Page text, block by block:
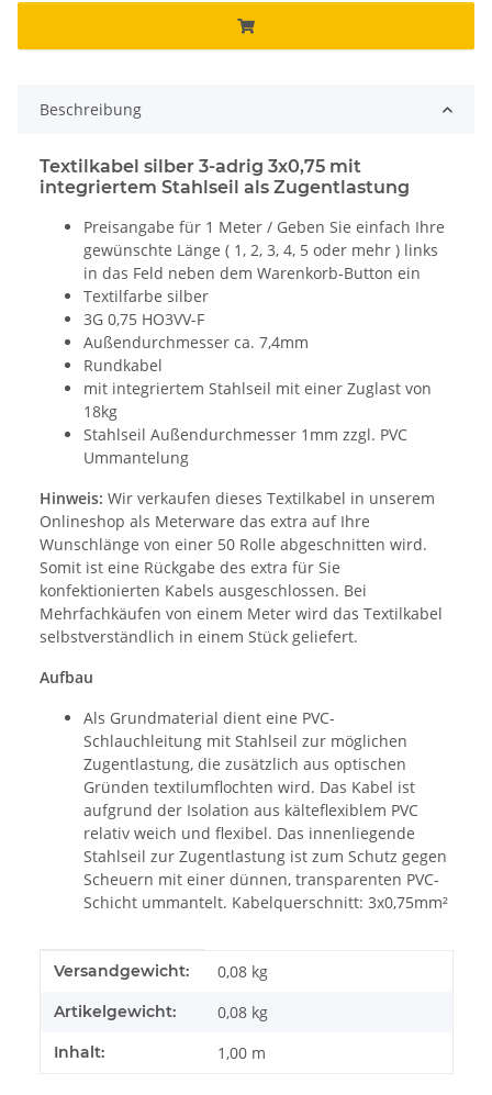
Beschreibung
Textilkabel silber 3-adrig 3x0,75 mit
integriertem Stahlseil als Zugentlastung
Preisangabe für 1 Meter / Geben Sie einfach Ihre
gewünschte Länge ( 1, 2, 3, 4, 5 oder mehr ) links
in das Feld neben dem Warenkorb-Button ein
Textilfarbe silber
3G 0,75 HO3VV-F
Außendurchmesser ca. 7,4mm
Rundkabel
mit integriertem Stahlseil mit einer Zuglast von
18kg
Stahlseil Außendurchmesser 1mm zzgl. PVC
Ummantelung
Hinweis: Wir verkaufen dieses Textilkabel in unserem
Onlineshop als Meterware das extra auf Ihre
Wunschlänge von einer 50 Rolle abgeschnitten wird.
Somit ist eine Rückgabe des extra für Sie
konfektionierten Kabels ausgeschlossen. Bei
Mehrfachkäufen von einem Meter wird das Textilkabel
selbstverständlich in einem Stück geliefert.
Aufbau
Als Grundmaterial dient eine PVC-
Schlauchleitung mit Stahlseil zur möglichen
Zugentlastung, die zusätzlich aus optischen
Gründen textilumflochten wird. Das Kabel ist
aufgrund der Isolation aus kälteflexiblem PVC
relativ weich und flexibel. Das innenliegende
Stahlseil zur Zugentlastung ist zum Schutz gegen
Scheuern mit einer dünnen, transparenten PVC-
Schicht ummantelt. Kabelquerschnitt: 3x0,75mm²
Produkteigenschaft
Wert
Versandgewicht: 0,08 kg
Artikelgewicht: 0,08 kg
Inhalt: 1,00 m